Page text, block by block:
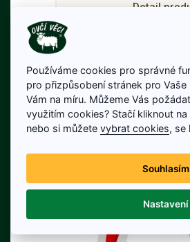
Detail
Používáme cookies pro správné
pro přizpůsobení stránek pro
Vám na míru. Můžeme Vás
využitím cookies? Stačí kliknout na
nebo si můžetevybrat cookies, se
Souhlasím
Nastavení